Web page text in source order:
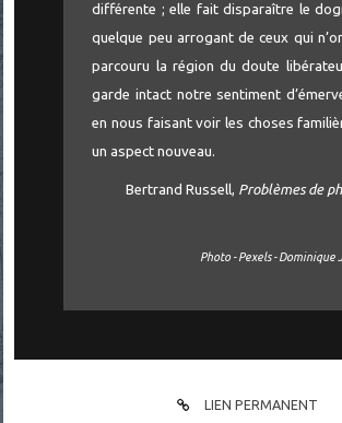
différente ; elle fait disparaître le
quelque peu arrogant de ceux qui
parcouru la région du doute
garde intact notre sentiment
en nous faisant voir les choses
un aspect nouveau.
Bertrand Russell, Problèmes de
Photo - Pexels - Dominique
LIEN PERMANENT